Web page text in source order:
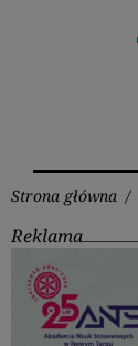
Strona główna /
Reklama